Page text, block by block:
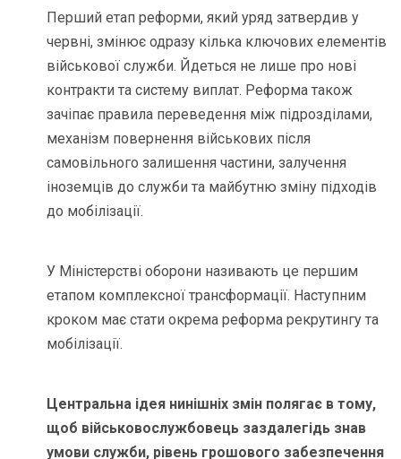
Перший етап реформи, який уряд затвердив у
червні, змінює одразу кілька ключових елементів
військової служби. Йдеться не лише про нові
контракти та систему виплат. Реформа також
зачіпає правила переведення між підрозділами,
механізм повернення військових після
самовільного залишення частини, залучення
іноземців до служби та майбутню зміну підходів
до мобілізації.
У Міністерстві оборони називають це першим
етапом комплексної трансформації. Наступним
кроком має стати окрема реформа рекрутингу та
мобілізації.
Центральна ідея нинішніх змін полягає в тому,
щоб військовослужбовець заздалегідь знав
умови служби, рівень грошового забезпечення